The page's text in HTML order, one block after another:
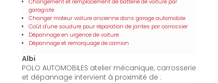
garagiste
Changer moteur voiture ancienne dans garage automobile
Coût d'une soudure pour réparation de jantes par carrossier
Dépannage en urgence de voiture
Dépannage et remorquage de camion
Albi
POLO AUTOMOBILES atelier mécanique, carrosserie
et dépannage intervient à proximité de :